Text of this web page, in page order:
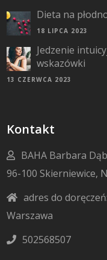
Dieta na
18 LIPCA 2023
Jedzenie
wskazówki
13 CZERWCA 2023
Kontakt
BAHA Barbara
96-100 Skierniewice,
adres do
Warszawa
502568507